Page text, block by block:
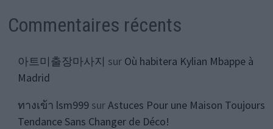
Commentaires récents
아트미출장마사지 sur Où habitera Kylian Mbappe à
Madrid
ทางเข้า lsm999surAstuces Pour une Maison Toujours
Tendance Sans Changer de Déco!